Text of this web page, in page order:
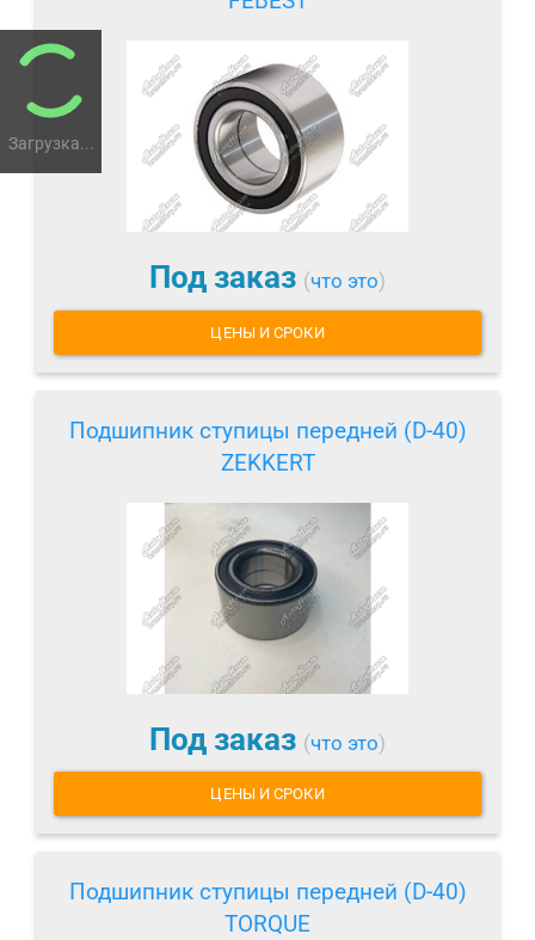
Загрузка...
Под заказ (что это)
ЦЕНЫ И СРОКИ
Подшипник ступицы передней (D-40)
ZEKKERT
Под заказ (что это)
ЦЕНЫ И СРОКИ
Подшипник ступицы передней (D-40)
TORQUE